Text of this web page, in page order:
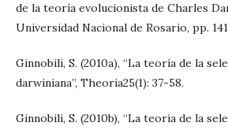
de la teoría evolucionista de Charles
Universidad Nacional de Rosario, pp.
Ginnobili, S. (2010a), “La teoría de la
darwiniana”, Theoria25(1): 37-58.
Ginnobili, S. (2010b), “La teoría de la